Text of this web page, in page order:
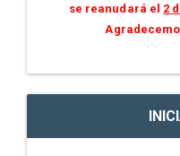
se reanudará el 2